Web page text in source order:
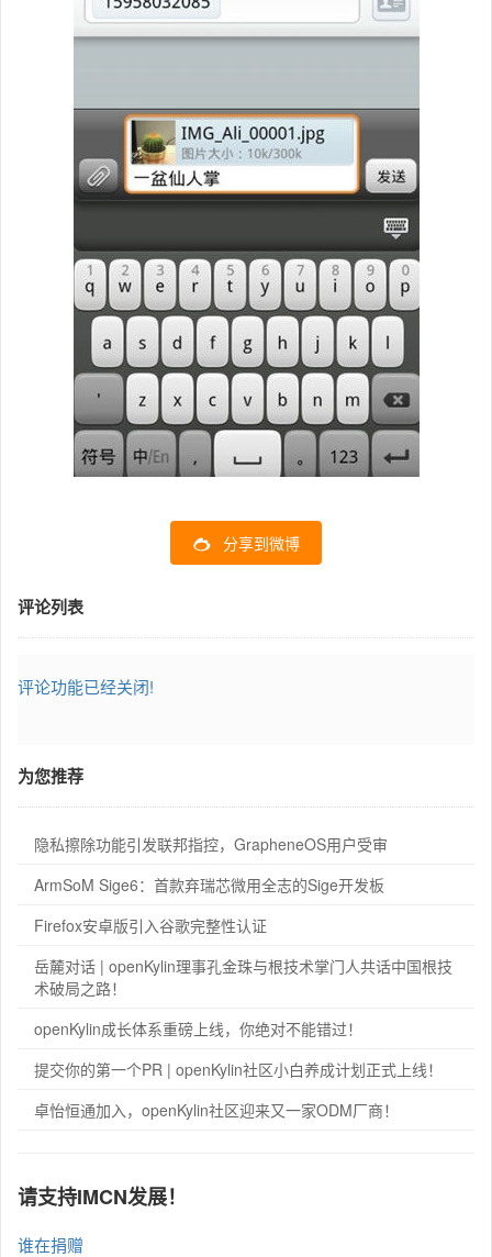
分享到微博
评论列表
评论功能已经关闭!
为您推荐
隐私擦除功能引发联邦指控，GrapheneOS用户受审
ArmSoM Sige6：首款弃瑞芯微用全志的Sige开发板
Firefox安卓版引入谷歌完整性认证
岳麓对话 | openKylin理事孔金珠与根技术掌门人共话中国根技
术破局之路！
openKylin成长体系重磅上线，你绝对不能错过！
提交你的第一个PR | openKylin社区小白养成计划正式上线！
卓怡恒通加入，openKylin社区迎来又一家ODM厂商！
请支持IMCN发展！
谁在捐赠